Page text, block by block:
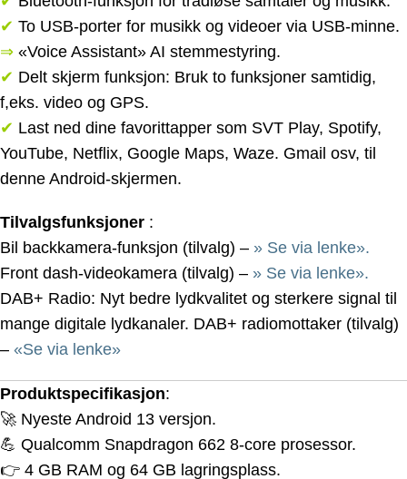
✔ To USB-porter for musikk og videoer via USB-minne.
⇒ «Voice Assistant» AI stemmestyring.
✔ Delt skjerm funksjon: Bruk to funksjoner samtidig,
f,eks. video og GPS.
✔ Last ned dine favorittapper som SVT Play, Spotify,
YouTube, Netflix, Google Maps, Waze. Gmail osv, til
denne Android-skjermen.
Tilvalgsfunksjoner :
Bil backkamera-funksjon (tilvalg) – » Se via lenke».
Front dash-videokamera (tilvalg) – » Se via lenke».
DAB+ Radio: Nyt bedre lydkvalitet og sterkere signal til
mange digitale lydkanaler. DAB+ radiomottaker (tilvalg)
– «Se via lenke»
Produktspecifikasjon:
🚀 Nyeste Android 13 versjon.
💪 Qualcomm Snapdragon 662 8-core prosessor.
👉 4 GB RAM og 64 GB lagringsplass.